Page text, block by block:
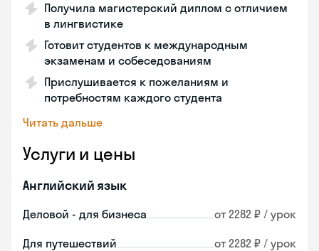
Получила магистерский диплом с отличием
в лингвистике
Готовит студентов к международным
экзаменам и собеседованиям
Прислушивается к пожеланиям и
потребностям каждого студента
Читать дальше
Услуги и цены
Английский язык
Деловой - для бизнеса от 2282 ₽ / урок
Для путешествий от 2282 ₽ / урок